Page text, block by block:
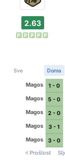
2.63
P P P P P
Sve Doma
Magos 1 - 0
Magos
5 - 0
Magos
2 - 0
Magos 3 - 1
Magos
3 - 0
Prošlost